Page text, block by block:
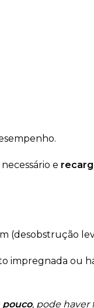
e
(desobstrução
impregnada ou
pouco, pode haver